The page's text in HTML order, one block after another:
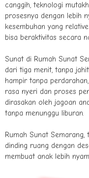
canggih, teknologi
prosesnya dengan lebih
kesembuhan yang
bisa beraktivitas secara
Sunat di Rumah Sunat
dari tiga menit, tanpa
hampir tanpa
rasa nyeri dan proses
dirasakan oleh jagoan
tanpa menunggu liburan.
Rumah Sunat
dinding ruang dengan
membuat anak lebih